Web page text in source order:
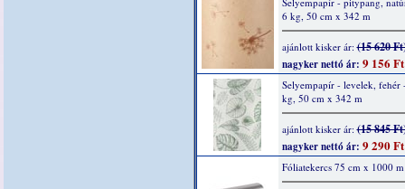
6 kg, 50 cm x 342 m
ajánlott kisker ár:(15 620
nagyker nettó ár: 9 156 Ft
Selyempapír - levelek, fehér
kg, 50 cm x 342 m
ajánlott kisker ár:(15 845
nagyker nettó ár: 9 290 Ft
Fóliatekercs 75 cm x 1000 m